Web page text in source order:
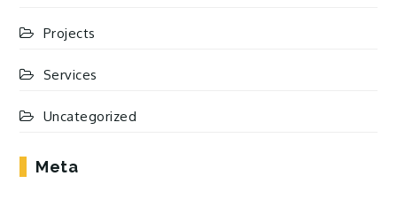
Projects
Services
Uncategorized
Meta